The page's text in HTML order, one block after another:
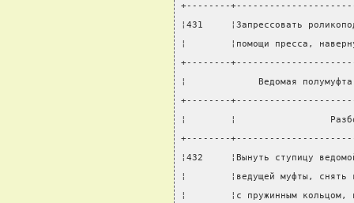
+--------
¦431     ¦Запрессовать
¦        ¦помощи пресса,
+--------
¦             Ведомая
+--------
¦        ¦
+--------
¦432     ¦Вынуть ступицу
¦        ¦ведущей муфты,
¦        ¦с пружинным